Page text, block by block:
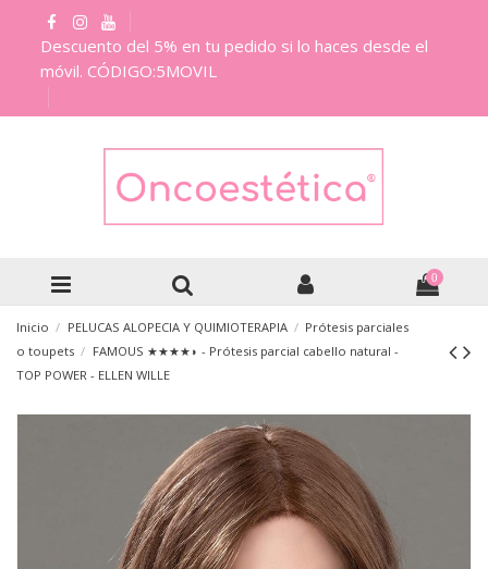
Descuento del 5% en tu pedido si lo haces desde el
móvil. CÓDIGO:5MOVIL
0
Inicio PELUCAS ALOPECIA Y QUIMIOTERAPIA
Prótesis parciales
o toupets
FAMOUS ★★★★◗ - Prótesis parcial cabello natural -
TOP POWER - ELLEN WILLE